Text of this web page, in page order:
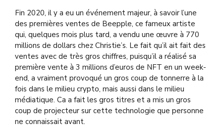
Fin 2020, il y a eu un événement majeur, à savoir l’une
des premières ventes de Beepple, ce fameux artiste
qui, quelques mois plus tard, a vendu une œuvre à 770
millions de dollars chez Christie’s. Le fait qu’il ait fait des
ventes avec de très gros chiffres, puisqu’il a réalisé sa
première vente à 3 millions d’euros de NFT en un week-
end, a vraiment provoqué un gros coup de tonnerre à la
fois dans le milieu crypto, mais aussi dans le milieu
médiatique. Ca a fait les gros titres et a mis un gros
coup de projecteur sur cette technologie que personne
ne connaissait avant.